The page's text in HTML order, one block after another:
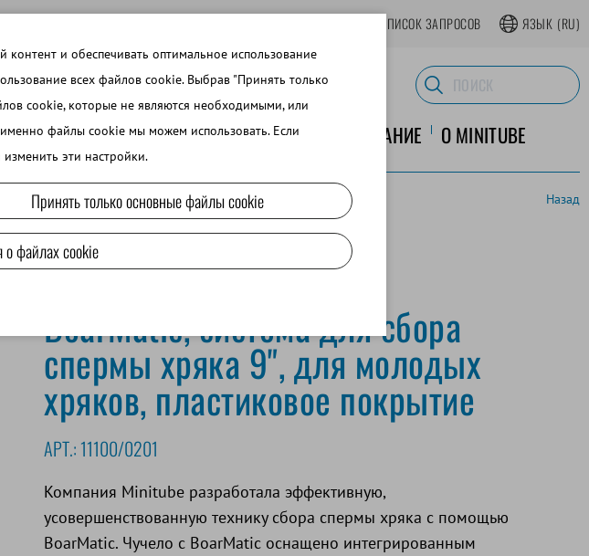
СПИСОК ЗАПРОСОВ ЯЗЫК (RU)
ЛАБОРАТОРНОЕ ОБОРУДОВАНИЕ O MINITUBE
молодых хряков, стальное покрытие Назад
BoarMatic, система для сбора
спермы хряка 9", для молодых
хряков, пластиковое покрытие
АРТ.: 11100/0201
Компания Minitube разработала эффективную,
усовершенствованную технику сбора спермы хряка с помощью
BoarMatic. Чучело с BoarMatic оснащено интегрированным
и обеспечивать оптимальное использование
всех файлов cookie. Выбрав "Принять только
cookie, которые не являются необходимыми, или
файлы cookie мы можем использовать. Если
эти настройки.
Принять только основные файлы cookie
файлах cookie